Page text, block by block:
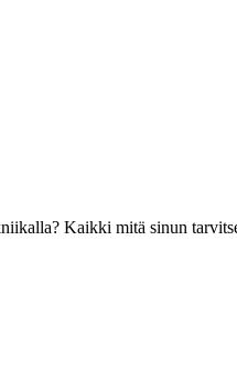
Kaikki mitä sinun